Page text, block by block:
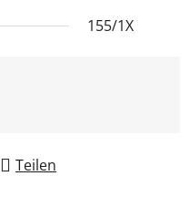
155/1X
Teilen